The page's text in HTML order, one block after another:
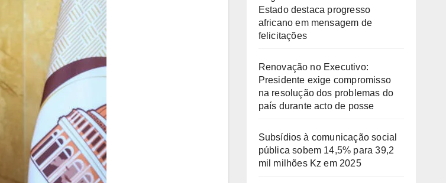
Estado destaca progresso
africano em mensagem de
felicitações
Renovação no Executivo:
Presidente exige compromisso
na resolução dos problemas do
país durante acto de posse
Subsídios à comunicação social
pública sobem 14,5% para 39,2
mil milhões Kz em 2025